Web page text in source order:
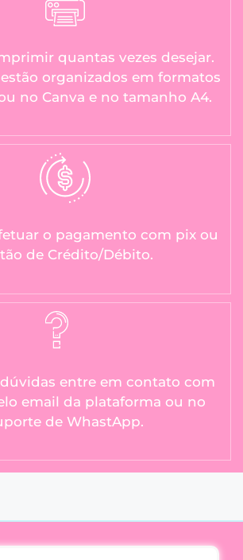
quantas vezes desejar.
organizados em formatos
no Canva e no tamanho A4.
o pagamento com pix ou
de Crédito/Débito.
entre em contato com
email da plataforma ou no
de WhastApp.